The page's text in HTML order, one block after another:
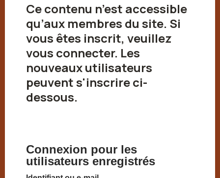
Ce contenu n’est accessible
qu’aux membres du site. Si
vous êtes inscrit, veuillez
vous connecter. Les
nouveaux utilisateurs
peuvent s'inscrire ci-
dessous.
Connexion pour les
utilisateurs enregistrés